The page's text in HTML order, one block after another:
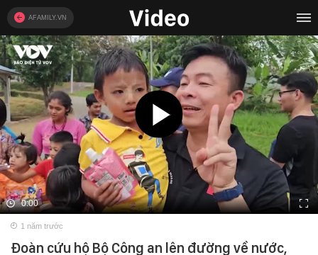
AFAMILY.VN
0:00
1 năm trước
Đoàn cứu hộ Bộ Công an lên đường về nước,